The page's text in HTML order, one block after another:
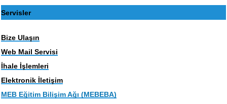
Servisler
Bize Ulaşın
Web Mail Servisi
İhale İşlemleri
Elektronik İletişim
MEB Eğitim Bilişim Ağı (MEBEBA)